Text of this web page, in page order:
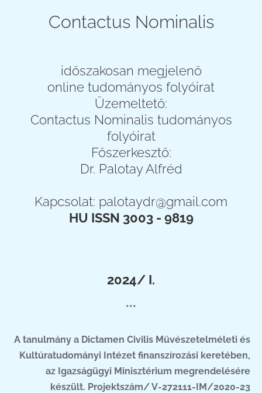
Contactus Nominalis
időszakosan megjelenő
online tudományos folyóirat
Üzemeltető:
Contactus Nominalis tudományos
folyóirat
Főszerkesztő:
Dr. Palotay Alfréd
Kapcsolat: palotaydr@gmail.com
HU ISSN 3003 - 9819
2024/ I.
***
A tanulmány a Dictamen Civilis Művészetelméleti és
Kultúratudományi Intézet finanszírozási keretében,
az Igazságügyi Minisztérium megrendelésére
készült. Projektszám/ V-272111-IM/2020-23